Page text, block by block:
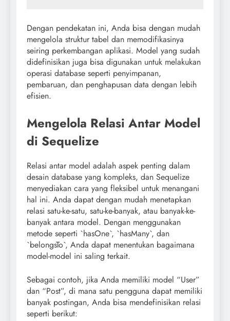
Dengan pendekatan ini, Anda bisa dengan mudah
mengelola struktur tabel dan memodifikasinya
seiring perkembangan aplikasi. Model yang sudah
didefinisikan juga bisa digunakan untuk melakukan
operasi database seperti penyimpanan,
pembaruan, dan penghapusan data dengan lebih
efisien.
Mengelola Relasi Antar Model
di Sequelize
Relasi antar model adalah aspek penting dalam
desain database yang kompleks, dan Sequelize
menyediakan cara yang fleksibel untuk menangani
hal ini. Anda dapat dengan mudah menetapkan
relasi satu-ke-satu, satu-ke-banyak, atau banyak-ke-
banyak antara model. Dengan menggunakan
metode seperti `hasOne`, `hasMany`, dan
`belongsTo`, Anda dapat menentukan bagaimana
model-model ini saling terkait.
Sebagai contoh, jika Anda memiliki model “User”
dan “Post”, di mana satu pengguna dapat memiliki
banyak postingan, Anda bisa mendefinisikan relasi
seperti berikut: